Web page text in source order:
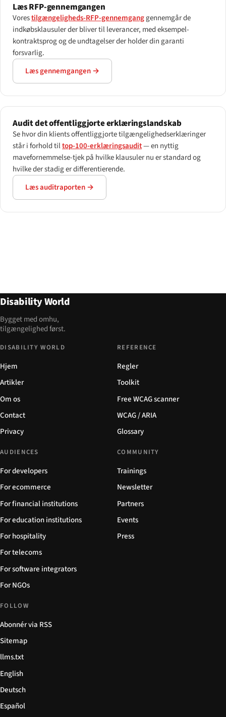
Læs RFP-gennemgangen
Vorestilgængeligheds-RFP-gennemganggennemgår de
indkøbsklausuler der bliver til leverancer, med eksempel-
kontraktsprog og de undtagelser der holder din garanti
forsvarlig.
Læs gennemgangen →
Audit det offentliggjorte erklæringslandskab
Se hvor din klients offentliggjorte tilgængelighedserklæringer
står i forhold tiltop-100-erklæringsaudit— en nyttig
mavefornemmelse-tjek på hvilke klausuler nu er standard og
hvilke der stadig er differentierende.
Læs auditraporten →
Disability World
Bygget med omhu,
tilgængelighed først.
DISABILITY WORLD
Hjem
Artikler
Om os
Contact
Privacy
REFERENCE
Regler
Toolkit
Free WCAG scanner
WCAG / ARIA
Glossary
AUDIENCES
For developers
For ecommerce
For financial institutions
For education institutions
For hospitality
For telecoms
For software integrators
For NGOs
COMMUNITY
Trainings
Newsletter
Partners
Events
Press
FOLLOW
Abonnér via RSS
Sitemap
llms.txt
English
Deutsch
Español